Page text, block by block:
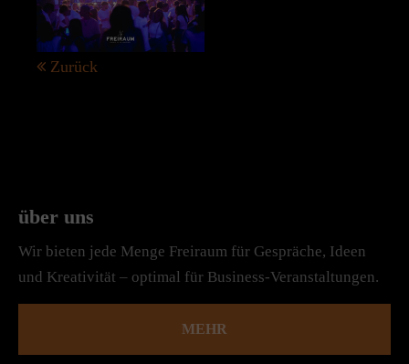
Zurück
über uns
Wir bieten jede Menge Freiraum für Gespräche, Ideen
und Kreativität – optimal für Business-Veranstaltungen.
MEHR